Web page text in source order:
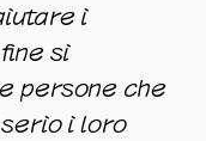
i
si
persone che
serio i loro